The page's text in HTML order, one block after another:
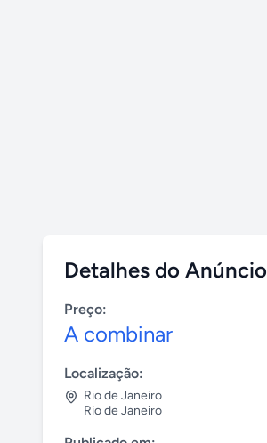
Detalhes do Anúncio
Preço:
A combinar
Localização:
Rio de Janeiro
Rio de Janeiro